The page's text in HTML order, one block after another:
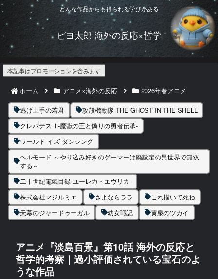
どんな作品からも得られる学びがある
ピヨ太郎 海外の反応×哲学
本記事はプロモーションを含みます
ホーム アニメ×海外の反応 2026年春アニメ
逃げ上手の若君
攻殻機動隊 THE GHOST IN THE SHELL
クレバテスⅡ-魔獣の王と偽りの勇者伝承-
ワールド イズ ダンシング
ヘルモード ～やり込み好きのゲーマーは廃設定の異世界で無双
する～
二十世紀電氣目録-ユーレカ・エヴリカ-
株式会社マジルミエ
さよならララ
これ描いて死ね
天幕のジャードゥーガル
幼女戦記 黄泉のツガイ
アニメ『淡島百景』第10話 海外の反応と
哲学的考察｜過小評価されている宝石のよ
うな作品